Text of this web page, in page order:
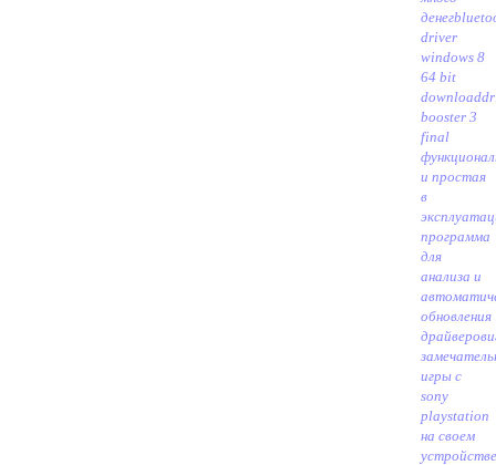
денег
driver
windows 8
64 bit
download
booster 3
final
и простая
в
программа
для
анализа и
обновления
драйверов
игры с
sony
playstation
на своем
устройстве